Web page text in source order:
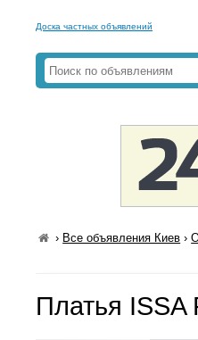
Доска частных объявлений
› Все объявления Киев ›
Платья ISSA